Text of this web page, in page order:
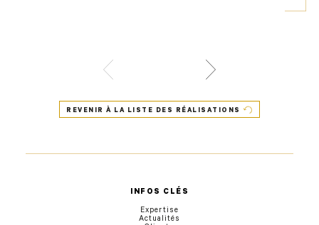
REVENIR À LA LISTE DES RÉALISATIONS
INFOS CLÉS
Expertise
Actualités